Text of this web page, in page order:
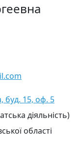
буд. 15, оф. 5
діяльність)
області